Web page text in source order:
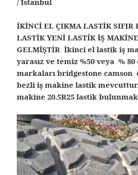
İKİNCİ EL ÇIKMA LASTİK SIFIR
LASTİK YENİ LASTİK İŞ
GELMİŞTİR İkinci el lastik iş
yarasız ve temiz %50 veya %
markaları bridgestone
bezli iş makine lastik
makine 20.5R25 lastik